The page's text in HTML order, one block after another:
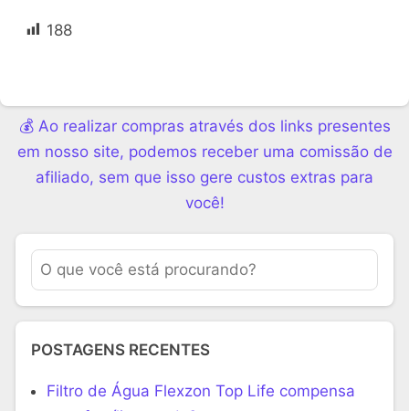
188
💰 Ao realizar compras através dos links presentes
em nosso site, podemos receber uma comissão de
afiliado, sem que isso gere custos extras para
você!
POSTAGENS RECENTES
Filtro de Água Flexzon Top Life compensa